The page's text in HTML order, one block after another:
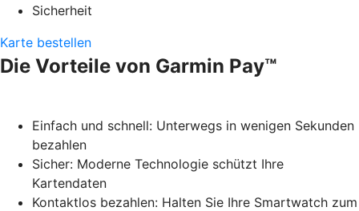
Sicherheit
Karte bestellen
Die Vorteile von Garmin Pay™
Einfach und schnell: Unterwegs in wenigen Sekunden
bezahlen
Sicher: Moderne Technologie schützt Ihre
Kartendaten
Kontaktlos bezahlen: Halten Sie Ihre Smartwatch zum